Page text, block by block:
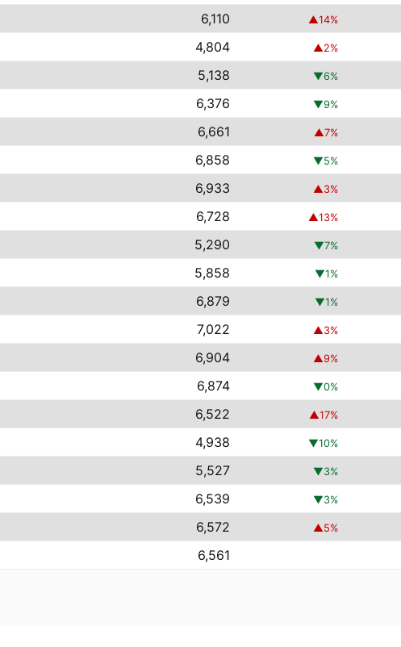
6,110 ▲14%
4,804 ▲2%
5,138 ▼6%
6,376 ▼9%
6,661 ▲7%
6,858 ▼5%
6,933 ▲3%
6,728 ▲13%
5,290 ▼7%
5,858 ▼1%
6,879 ▼1%
7,022 ▲3%
6,904 ▲9%
6,874 ▼0%
6,522 ▲17%
4,938 ▼10%
5,527 ▼3%
6,539 ▼3%
6,572 ▲5%
6,561